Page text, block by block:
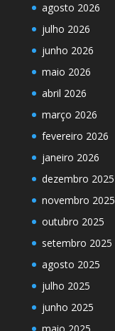
agosto 2026
julho 2026
junho 2026
maio 2026
abril 2026
março 2026
fevereiro 2026
janeiro 2026
dezembro 2025
novembro 2025
outubro 2025
setembro 2025
agosto 2025
julho 2025
junho 2025